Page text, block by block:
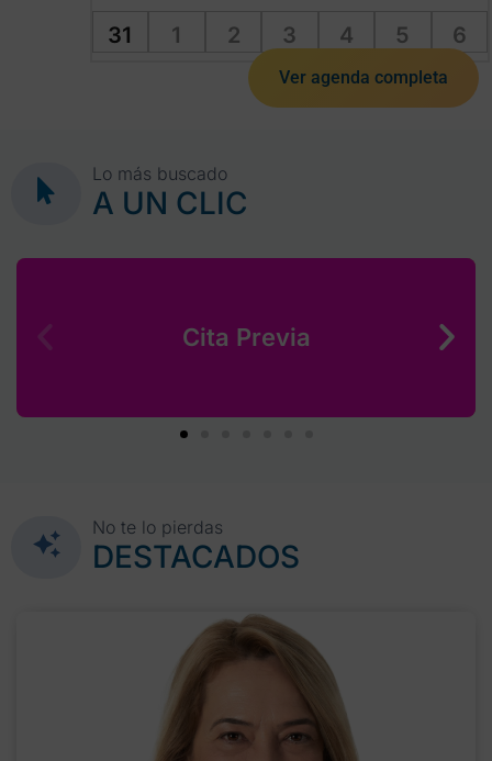
31 1 2 3 4 5 6
Ver agenda completa
Lo más buscado
A UN CLIC
Cita Previa
No te lo pierdas
DESTACADOS